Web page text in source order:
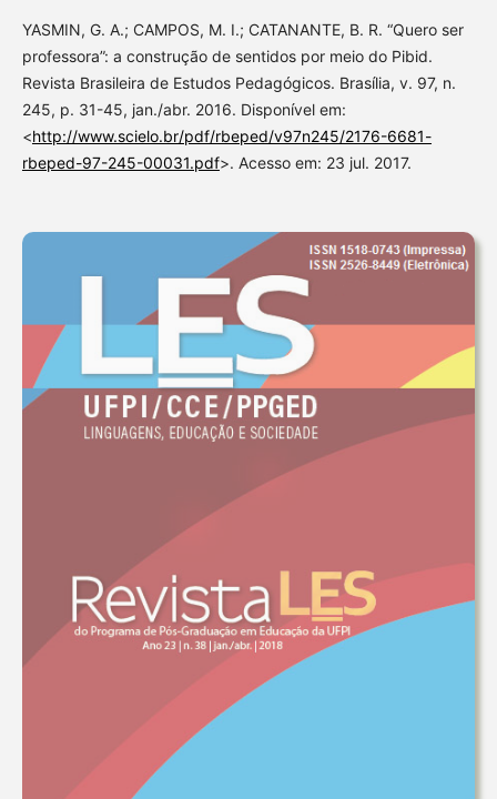
YASMIN, G. A.; CAMPOS, M. I.; CATANANTE, B. R. “Quero ser
professora”: a construção de sentidos por meio do Pibid.
Revista Brasileira de Estudos Pedagógicos. Brasília, v. 97, n.
245, p. 31-45, jan./abr. 2016. Disponível em:
<http://www.scielo.br/pdf/rbeped/v97n245/2176-6681-
rbeped-97-245-00031.pdf>. Acesso em: 23 jul. 2017.